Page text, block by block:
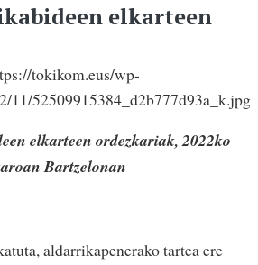
elkarteen
elkarteen ordezkariak, 2022ko
Bartzelonan
aldarrikapenerako tartea ere